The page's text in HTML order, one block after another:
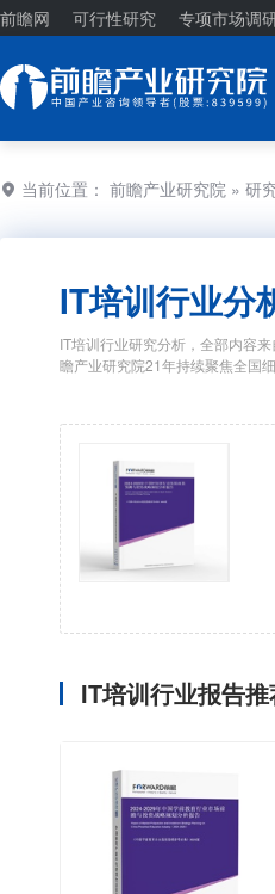
前瞻网 可行性研究 专项市场调
当前位置： 前瞻产业研究院 » 研
IT培训行业分
IT培训行业研究分析，全部内容
瞻产业研究院21年持续聚焦全国
IT培训行业报告